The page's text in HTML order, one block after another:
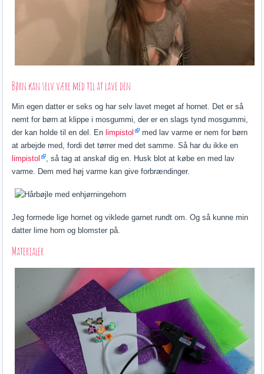
Børn kan selv være med til at lave den
Min egen datter er seks og har selv lavet meget af hornet. Det er så
nemt for børn at klippe i mosgummi, der er en slags tynd mosgummi,
der kan holde til en del. Enlimpistol
med lav varme er nem for børn
at arbejde med, fordi det tørrer med det samme. Så har du ikke en
limpistol
, så tag at anskaf dig en. Husk blot at købe en med lav
varme. Dem med høj varme kan give forbrændinger.
Jeg formede lige hornet og viklede garnet rundt om. Og så kunne min
datter lime horn og blomster på.
Materialer